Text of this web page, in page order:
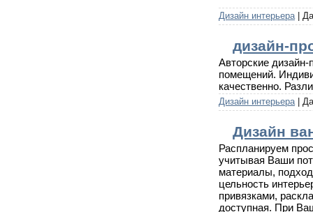
Дизайн интерьера|
дизайн-
Авторские
помещений.
качественно.
Дизайн интерьера|
Дизайн
Распланируем
учитывая Ваши
материалы,
цельность
привязками,
доступная. При